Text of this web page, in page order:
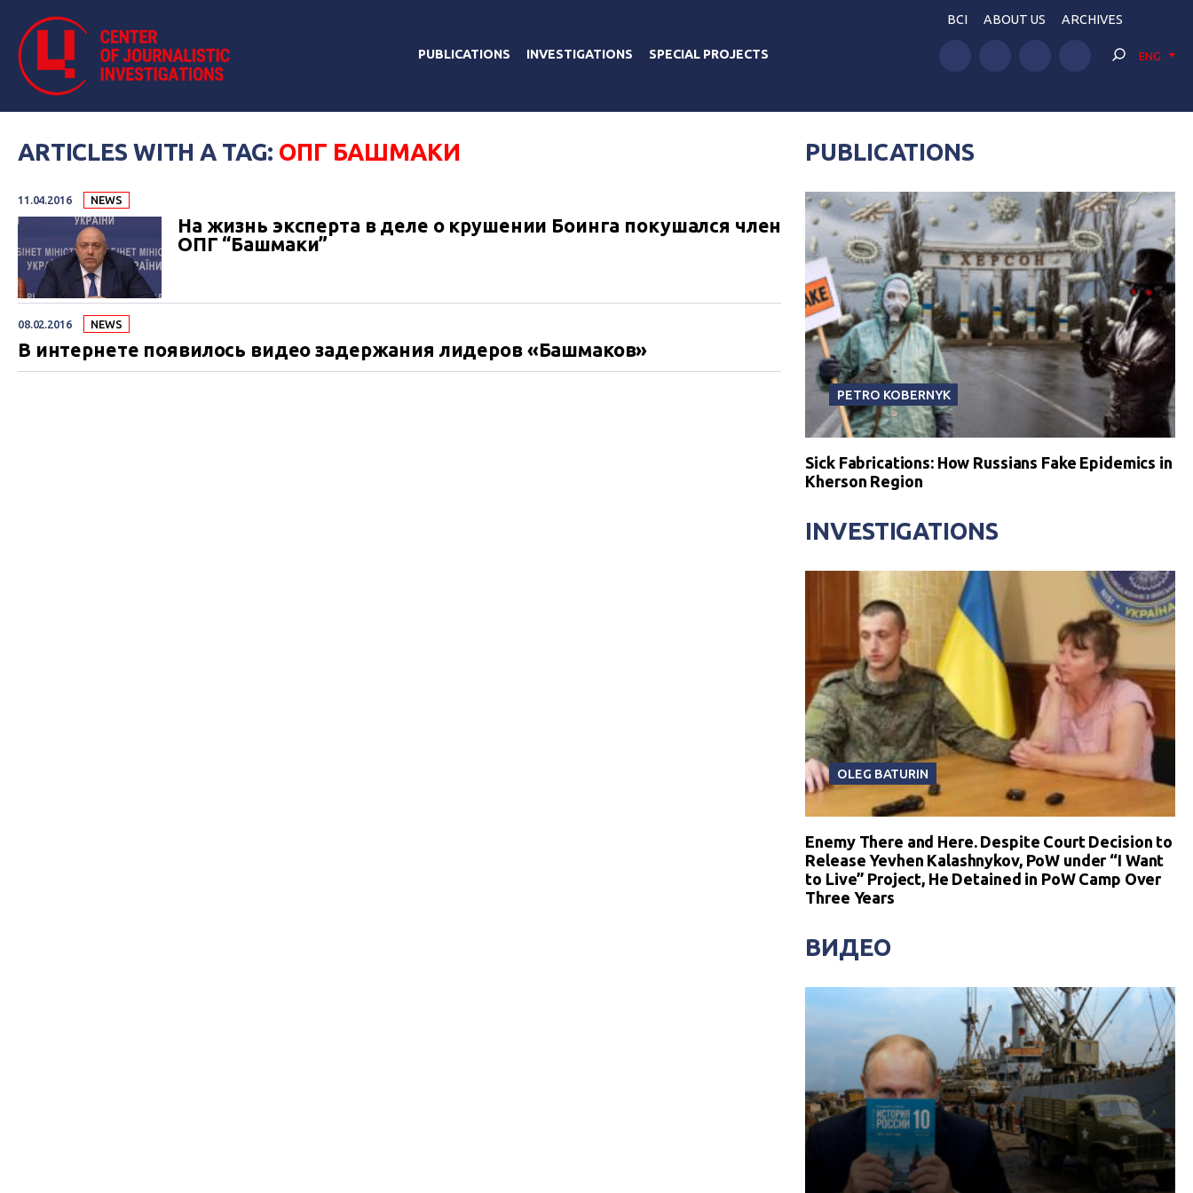
PUBLICATIONS INVESTIGATIONS SPECIAL PROJECTS
BCI ABOUT US ARCHIVES
ENG
ARTICLES WITH A TAG: ОПГ БАШМАКИ
11.04.2016 NEWS
На жизнь эксперта в деле о крушении Боинга покушался член
ОПГ “Башмаки”
08.02.2016 NEWS
В интернете появилось видео задержания лидеров «Башмаков»
PUBLICATIONS
PETRO KOBERNYK
Sick Fabrications: How Russians Fake Epidemics in
Kherson Region
INVESTIGATIONS
OLEG BATURIN
Enemy There and Here. Despite Court Decision to
Release Yevhen Kalashnykov, PoW under “I Want
to Live” Project, He Detained in PoW Camp Over
Three Years
ВИДЕО